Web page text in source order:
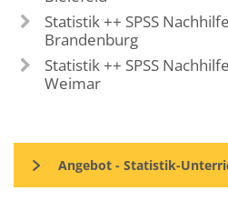
Statistik ++ SPSS
Brandenburg
Statistik ++ SPSS
Weimar
Angebot - Statistik-